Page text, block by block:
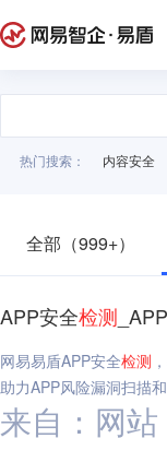
热门搜索： 内容安全
全部（999+）
APP安全检测
网易易盾APP安全检测
助力APP风险漏洞扫描
来自：网站